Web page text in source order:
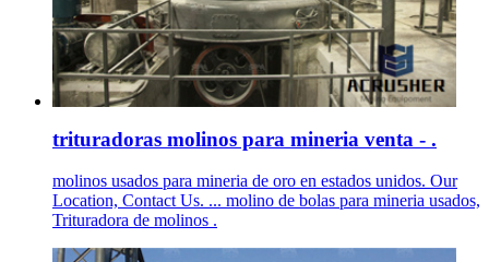
trituradoras molinos para mineria venta - .
molinos usados para mineria de oro en estados unidos. Our
Location, Contact Us. ... molino de bolas para mineria usados,
Trituradora de molinos .